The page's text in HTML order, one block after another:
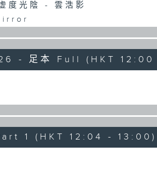
度光陰 - 雲浩影
- 足本 Full (HKT 12:00
1 (HKT 12:04 - 13:00)